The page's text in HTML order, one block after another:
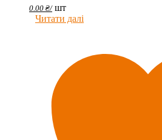
0.00 ₴/ шт
Читати далі